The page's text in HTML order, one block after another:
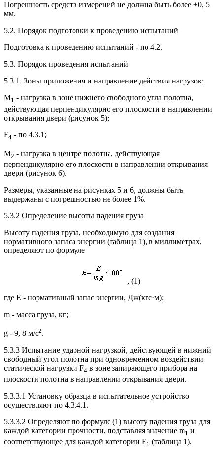
Погрешность средств измерений не должна быть более ±0, 5
мм.
5.2. Порядок подготовки к проведению испытаний
Подготовка к проведению испытаний - по 4.2.
5.3. Порядок проведения испытаний
5.3.1. Зоны приложения и направление действия нагрузок:
M1 - нагрузка в зоне нижнего свободного угла полотна,
действующая перпендикулярно его плоскости в направлении
открывания двери (рисунок 5);
F4 - по 4.3.1;
M2 - нагрузка в центре полотна, действующая
перпендикулярно его плоскости в направлении открывания
двери (рисунок 6).
Размеры, указанные на рисунках 5 и 6, должны быть
выдержаны с погрешностью не более 1%.
5.3.2 Определение высоты падения груза
Высоту падения груза, необходимую для создания
нормативного запаса энергии (таблица 1), в миллиметрах,
определяют по формуле
, (1)
где Е - нормативный запас энергии, Дж(кгс·м);
m - масса груза, кг;
g - 9, 8 м/с2.
5.3.3 Испытание ударной нагрузкой, действующей в нижний
свободный угол полотна при одновременном воздействии
статической нагрузки F4 в зоне запирающего прибора на
плоскости полотна в направлении открывания двери.
5.3.3.1 Установку образца в испытательное устройство
осуществляют по 4.3.4.1.
5.3.3.2 Определяют по формуле (1) высоту падения груза для
каждой категории прочности, подставляя значение m1 и
соответcтвующее для каждой категории E1 (таблица 1).